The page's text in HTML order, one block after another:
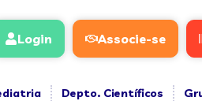
Login Associe-se
Depto. Científicos